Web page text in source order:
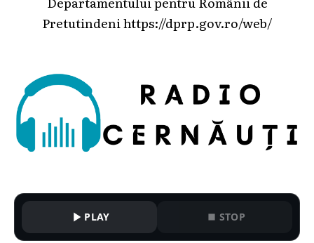
Pretutindeni https://dprp.gov.ro/web/
PLAY STOP